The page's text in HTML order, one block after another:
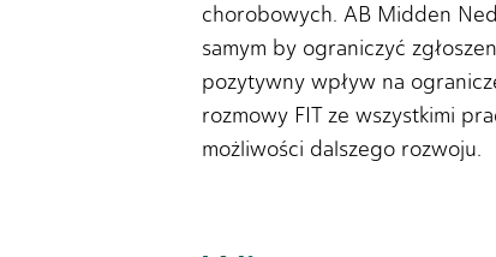
chorobowych. AB Midden
samym by ograniczyć
pozytywny wpływ na
rozmowy FIT ze wszystkimi
możliwości dalszego rozwoju.